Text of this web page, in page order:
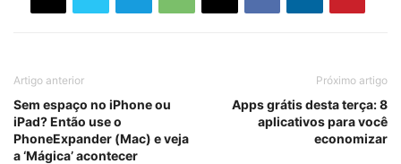
Artigo anterior
Sem espaço no iPhone ou
iPad? Então use o
PhoneExpander (Mac) e veja
a ‘Mágica’ acontecer
Próximo artigo
Apps grátis desta terça: 8
aplicativos para você
economizar